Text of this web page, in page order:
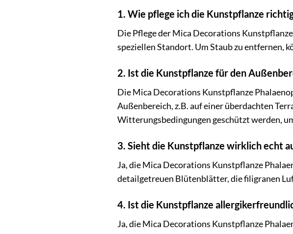
1. Wie pflege ich die Kunstpflanze
Die Pflege der Mica Decorations
speziellen Standort. Um Staub zu entfernen,
2. Ist die Kunstpflanze für den
Die Mica Decorations Kunstpflanze
Außenbereich, z.B. auf einer überdachten
Witterungsbedingungen geschützt werden,
3. Sieht die Kunstpflanze wirklich echt
Ja, die Mica Decorations Kunstpflanze
detailgetreuen Blütenblätter, die filigranen
4. Ist die Kunstpflanze
Ja, die Mica Decorations Kunstpflanze